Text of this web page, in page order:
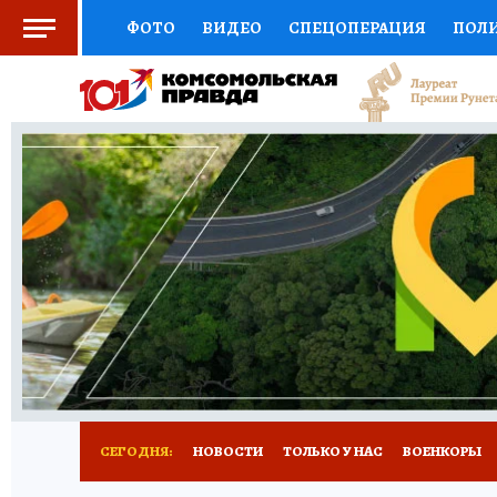
ФОТО ВИДЕО СПЕЦОПЕРАЦИЯ
СОЦПОДДЕРЖКА НАУКА СПОРТ
ВЫБОР ЭКСПЕРТОВ ДОКТОР
КНИЖНАЯ ПОЛКА ПРОГНОЗЫ НА СПОРТ
ПРЕСС-ЦЕНТР НЕДВИЖИМОСТЬ
РАДИО КП РЕКЛАМА ТЕСТЫ НОВОЕ
СЕГОДНЯ: НОВОСТИ ТОЛЬКО У НАС ВОЕНКОРЫ